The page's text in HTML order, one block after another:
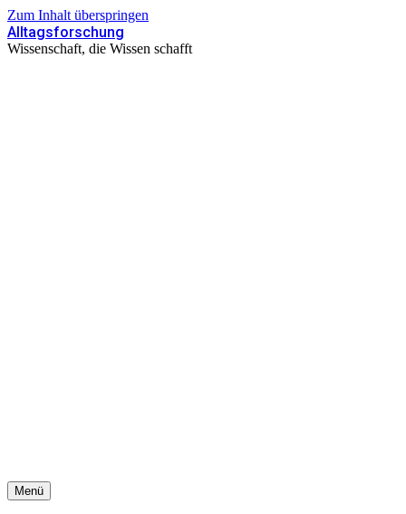
Zum Inhalt überspringen
Alltagsforschung
Wissenschaft, die Wissen schafft
Menü